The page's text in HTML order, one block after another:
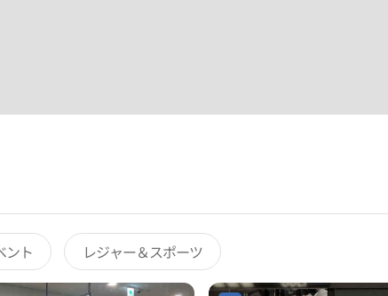
ント レジャー＆スポーツ